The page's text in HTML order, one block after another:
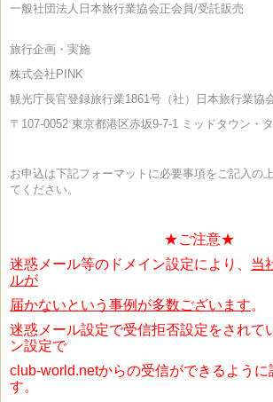
一般社団法人日本旅行業協会正会員/受託販売
旅行企画・実施
株式会社PINK
観光庁長官登録旅行業1861号（社）日本旅行業協
〒107-0052 東京都港区赤坂9-7-1 ミッドタウン・
お申込は下記フォーマットに必要事項をご記入の
てください。
★ご注意★
迷惑メール等のドメイン設定により、 当
ルが
届かないという事例が多数ございます。
迷惑メール設定で受信拒否設定をされて
ン設定で
club-world.netからの受信ができるように
す。